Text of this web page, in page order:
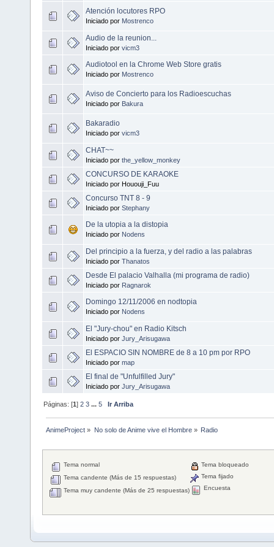
Atención locutores RPO
Iniciado por Mostrenco
Audio de la reunion...
Iniciado por vicm3
Audiotool en la Chrome Web Store gratis
Iniciado por Mostrenco
Aviso de Concierto para los Radioescuchas
Iniciado por Bakura
Bakaradio
Iniciado por vicm3
CHAT~~
Iniciado por the_yellow_monkey
CONCURSO DE KARAOKE
Iniciado por Hououji_Fuu
Concurso TNT 8 - 9
Iniciado por Stephany
De la utopia a la distopia
Iniciado por Nodens
Del principio a la fuerza, y del radio a las palabras
Iniciado por Thanatos
Desde El palacio Valhalla (mi programa de radio)
Iniciado por Ragnarok
Domingo 12/11/2006 en nodtopia
Iniciado por Nodens
El "Jury-chou" en Radio Kitsch
Iniciado por Jury_Arisugawa
El ESPACIO SIN NOMBRE de 8 a 10 pm por RPO
Iniciado por map
El final de "Unfulfilled Jury"
Iniciado por Jury_Arisugawa
Páginas: [1]2 3 ...5 Ir Arriba
AnimeProject » No solo de Anime vive el Hombre» Radio
Tema normal
Tema candente (Más de 15 respuestas)
Tema muy candente (Más de 25 respuestas)
Tema bloqueado
Tema fijado
Encuesta